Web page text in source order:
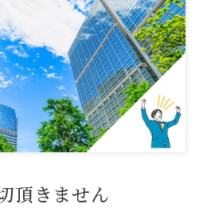
頂きません